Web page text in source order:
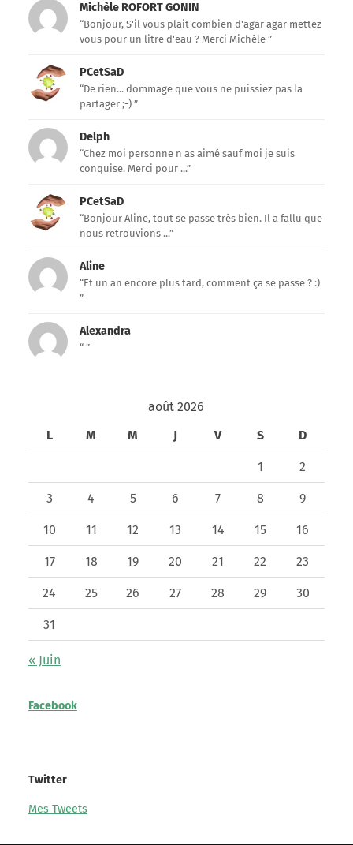
Michèle ROFORT GONIN
“Bonjour, S'il vous plait combien d'agar agar mettez
vous pour un litre d'eau ? Merci Michèle ”
PCetSaD
“De rien... dommage que vous ne puissiez pas la
partager ;-) ”
Delph
“Chez moi personne n as aimé sauf moi je suis
conquise. Merci pour ...”
PCetSaD
“Bonjour Aline, tout se passe très bien. Il a fallu que
nous retrouvions ...”
Aline
“Et un an encore plus tard, comment ça se passe ? :)
”
Alexandra
“ ”
août 2026
L
M M J V S D
1 2
3 4 5 6 7 8 9
10 11 12 13 14 15 16
17 18 19 20 21 22 23
24 25 26 27 28 29 30
31
« Juin
Facebook
Twitter
Mes Tweets